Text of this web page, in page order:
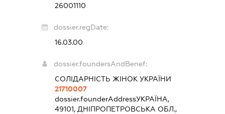
26001110
dossier.regDate:
16.03.00
dossier.foundersAndBenef:
СОЛІДАРНІСТЬ ЖІНОК УКРАЇНИ
21710007
dossier.founderAddressУКРАЇНА,
49101, ДНІПРОПЕТРОВСЬКА ОБЛ.,